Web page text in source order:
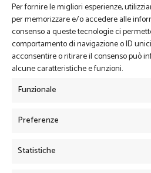
Per fornire le migliori esperienze,
per memorizzare e/o accedere alle
consenso a queste tecnologie ci
comportamento di navigazione o ID
acconsentire o ritirare il consenso può
alcune caratteristiche e funzioni.
Funzionale
Preferenze
Statistiche